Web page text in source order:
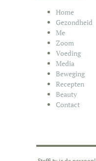
Home
Gezondheid
Me
Zoom
Voeding
Media
Beweging
Recepten
Beauty
Contact